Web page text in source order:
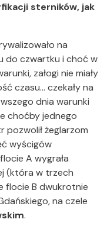
sterników, jak
na
do czwartku i choć w
załogi nie miały
czasu... czekały na
dnia warunki
choćby jednego
żeglarzom
wyścigów
A wygrała
(która w trzech
flocie B dwukrotnie
na czele
.